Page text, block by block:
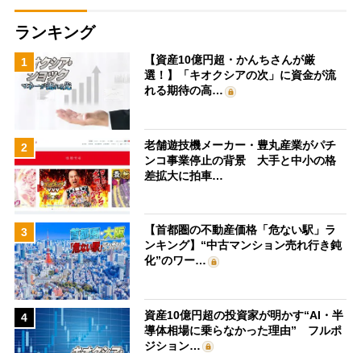
ランキング
1
【資産10億円超・かんちさんが厳
選！】「キオクシアの次」に資金が流
れる期待の高…
2
老舗遊技機メーカー・豊丸産業がパチ
ンコ事業停止の背景 大手と中小の格
差拡大に拍車…
3
【首都圏の不動産価格「危ない駅」ラ
ンキング】“中古マンション売れ行き鈍
化”のワー…
4
資産10億円超の投資家が明かす“AI・半
導体相場に乗らなかった理由” フルポ
ジション…